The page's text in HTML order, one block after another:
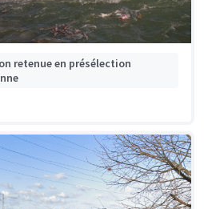
retenue en présélection